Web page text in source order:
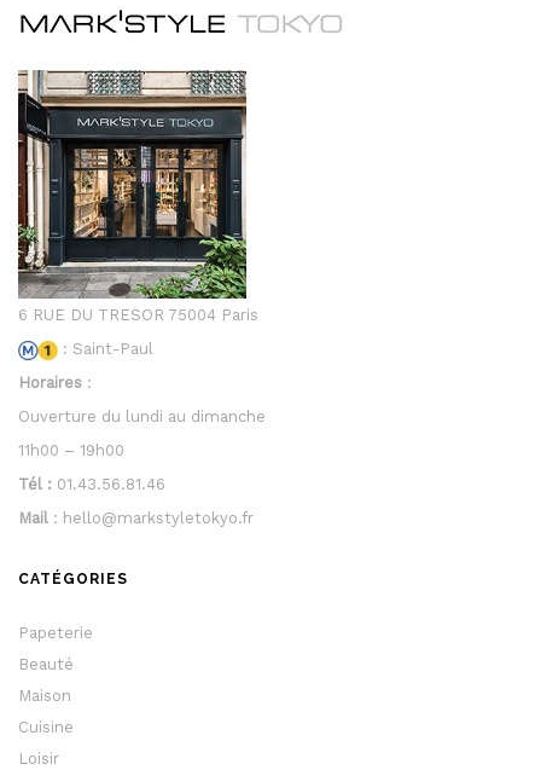
6 RUE DU TRESOR 75004 Paris
: Saint-Paul
Horaires :
Ouverture du lundi au dimanche
11h00 – 19h00
Tél : 01.43.56.81.46
Mail : hello@markstyletokyo.fr
CATÉGORIES
Papeterie
Beauté
Maison
Cuisine
Loisir